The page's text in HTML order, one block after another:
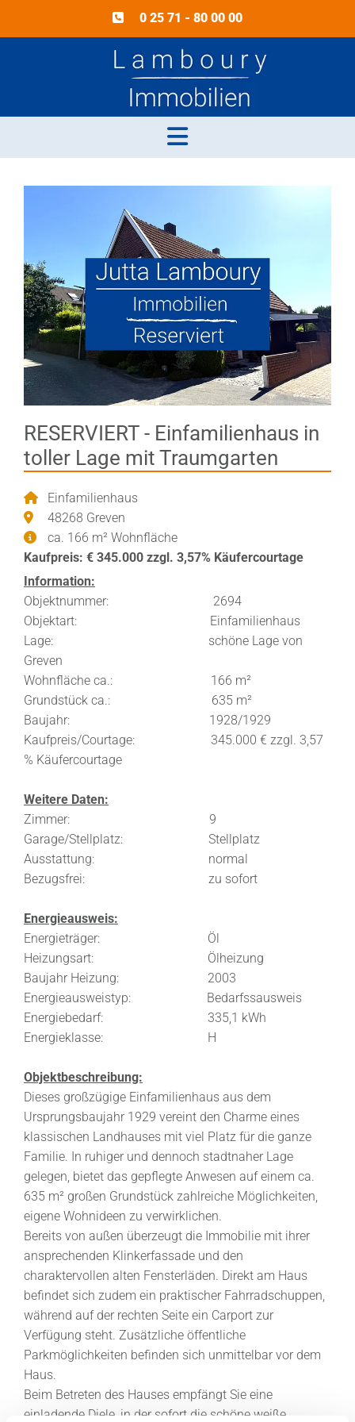
0 25 71 - 80 00 00
RESERVIERT - Einfamilienhaus in
toller Lage mit Traumgarten
Einfamilienhaus
48268 Greven
ca. 166 m² Wohnfläche
Kaufpreis: € 345.000 zzgl. 3,57% Käufercourtage
Information:
Objektnummer: 2694
Objektart: Einfamilienhaus
Lage: schöne Lage von
Greven
Wohnfläche ca.: 166 m²
Grundstück ca.: 635 m²
Baujahr: 1928/1929
Kaufpreis/Courtage: 345.000 € zzgl. 3,57
% Käufercourtage
Weitere Daten:
Zimmer: 9
Garage/Stellplatz: Stellplatz
Ausstattung: normal
Bezugsfrei: zu sofort
Energieausweis:
Energieträger: Öl
Heizungsart: Ölheizung
Baujahr Heizung: 2003
Energieausweistyp: Bedarfssausweis
Energiebedarf: 335,1 kWh
Energieklasse: H
Objektbeschreibung:
Dieses großzügige Einfamilienhaus aus dem
Ursprungsbaujahr 1929 vereint den Charme eines
klassischen Landhauses mit viel Platz für die ganze
Familie. In ruhiger und dennoch stadtnaher Lage
gelegen, bietet das gepflegte Anwesen auf einem ca.
635 m² großen Grundstück zahlreiche Möglichkeiten,
eigene Wohnideen zu verwirklichen.
Bereits von außen überzeugt die Immobilie mit ihrer
ansprechenden Klinkerfassade und den
charaktervollen alten Fensterläden. Direkt am Haus
befindet sich zudem ein praktischer Fahrradschuppen,
während auf der rechten Seite ein Carport zur
Verfügung steht. Zusätzliche öffentliche
Parkmöglichkeiten befinden sich unmittelbar vor dem
Haus.
Beim Betreten des Hauses empfängt Sie eine
einladende Diele, in der sofort die schöne weiße